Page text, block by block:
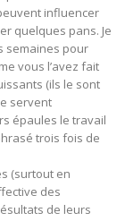
influencer
quelques pans. Je
semaines pour
vous l’avez fait
(ils le sont
servent
épaules le travail
trois fois de
(surtout en
des
de leurs